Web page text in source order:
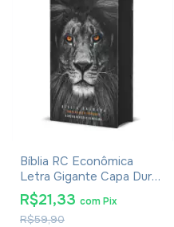
Bíblia RC Econômica
Letra Gigante Capa Dura
Com Harpa E Corinhos
Leão PB
R$59,90
R$21,33 comPix